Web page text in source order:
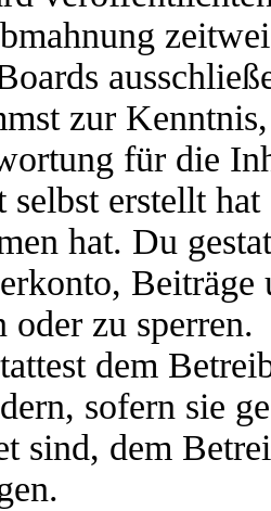
zur
für die
selbst erstellt
hat. Du
oder zu sperren.
dem
sofern sie
sind, dem